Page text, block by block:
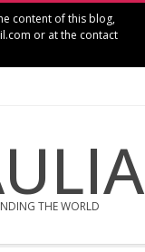
content of this blog,
or at the contact
THE WORLD